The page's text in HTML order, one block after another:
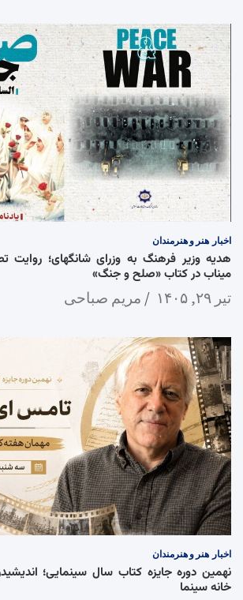
اخبار هنر و هنرمندان
هدیه وزیر فرهنگ به وزرای شانگهای؛ روایت
میناب در کتاب «صلح و جنگ»
تیر ۲۹, ۱۴۰۵ مریم صباحی
اخبار هنر و هنرمندان
نهمین دوره جایزه کتاب سال سینمایی؛
خانه سینما